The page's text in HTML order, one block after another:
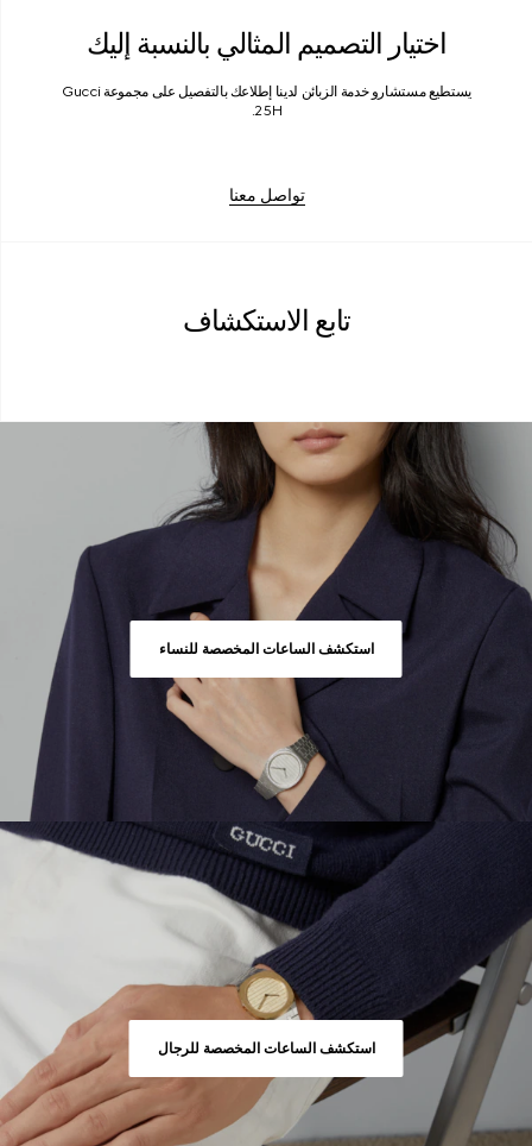
اختيار التصميم المثالي بالنسبة إليك
يستطيع مستشارو خدمة الزبائن لدينا إطلاعك بالتفصيل على مجموعة Gucci
25H.
تواصل معنا
تابع الاستكشاف
استكشف الساعات المخصصة للنساء
استكشف الساعات المخصصة للرجال